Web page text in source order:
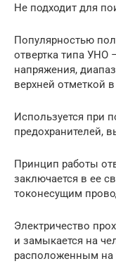
Не подходит для
Популярностью
отвертка типа УНО
напряжения,
верхней отметкой
Используется при
предохранителей,
Принцип работы
заключается в ее
токонесущим
Электричество
и замыкается на
расположенным на